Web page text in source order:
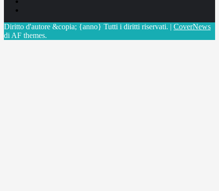
Diritto d'autore &copia; {anno} Tutti i diritti riservati. | CoverNews
di AF themes.